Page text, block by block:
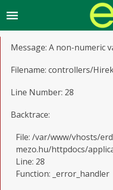
A PHP Error was encountered
Message: A non-numeric
Filename: controllers/
Line Number: 28
Backtrace:
File: /var/www/vhosts/
mezo.hu/httpdocs/
Line: 28
Function: _error_handler